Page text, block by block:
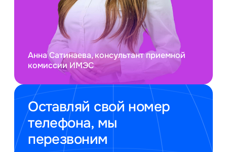
Оставляй свой номер
телефона, мы
перезвоним
Анна Сатинаева, консультант приемной
комиссии ИМЭС